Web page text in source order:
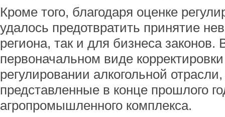
Кроме того, благодаря оценке
удалось предотвратить принятие
региона, так и для бизнеса
первоначальном виде
регулировании алкогольной
представленные в конце прошлого
агропромышленного комплекса.